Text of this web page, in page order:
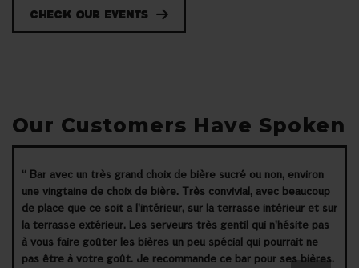
check our events
Our Customers Have Spoken
“ Bar avec un très grand choix de bière sucré ou non, environ
une vingtaine de choix de bière. Très convivial, avec beaucoup
de place que ce soit a l'intérieur, sur la terrasse intérieur et sur
la terrasse extérieur. Les serveurs très gentil qui n'hésite pas
à vous faire goûter les bières un peu spécial qui pourrait ne
pas être à votre goût. Je recommande ce bar pour ses bières.